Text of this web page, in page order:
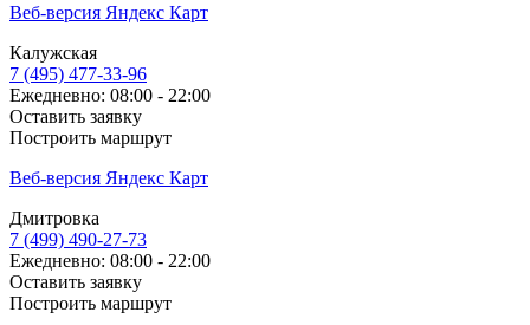
Веб-версия Яндекс Карт
Калужская
7 (495) 477-33-96
Ежедневно: 08:00 - 22:00
Оставить заявку
Построить маршрут
Веб-версия Яндекс Карт
Дмитровка
7 (499) 490-27-73
Ежедневно: 08:00 - 22:00
Оставить заявку
Построить маршрут